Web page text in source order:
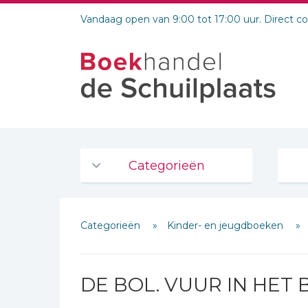
Vandaag open van 9:00 tot 17:00 uur. Direct
Categorieën
De Bijbel
Bijbelse Dagboeken 2026
Bijbelstudie groepen
Categorieën Kinder- en jeugdboeken
DE BOL. VUUR IN HET